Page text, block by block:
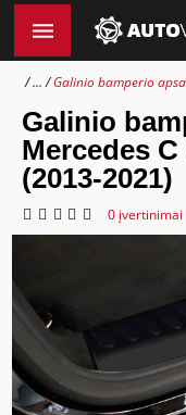
... Galinio bamperio
Galinio
Mercedes
(2013-2021)
0 įvertinimai